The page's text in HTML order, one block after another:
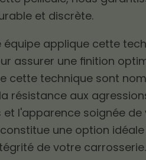
et discrète.
équipe applique cette
assurer une finition
cette technique sont
résistance aux
et l'apparence soignée de
constitue une option
de votre carrosserie.